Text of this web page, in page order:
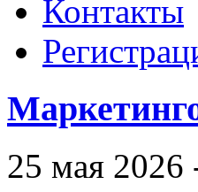
Контакты
25 мая